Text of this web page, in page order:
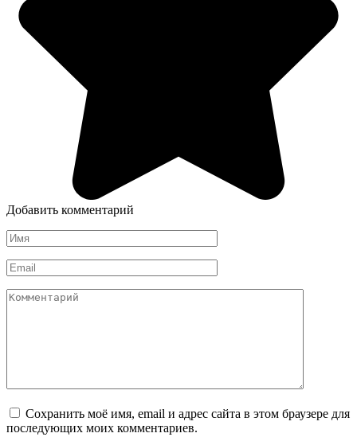
Добавить комментарий
Имя
*
Email
*
Комментарий
Сохранить моё имя, email и адрес сайта в этом браузере для
последующих моих комментариев.